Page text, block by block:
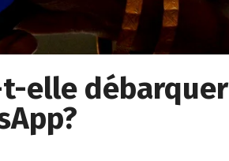
elle débarquer